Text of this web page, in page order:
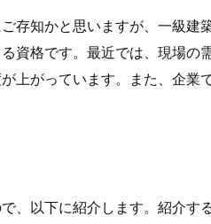
存知かと思いますが、一級建
資格です。最近では、現場の
上がっています。また、企業
、以下に紹介します。紹介す